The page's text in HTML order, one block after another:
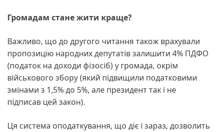
Громадам стане жити краще?
Важливо, що до другого читання також врахували
пропозицію народних депутатів залишити 4% ПДФО
(податок на доходи фізосіб) у громада, окрім
військового збору (який підвищили податковими
змінами з 1,5% до 5%, але президент так і не
підписав цей закон).
Ця система оподаткування, що діє і зараз, дозволить